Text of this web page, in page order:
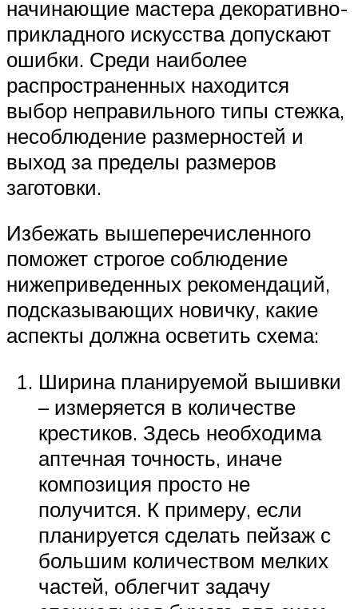
начинающие мастера декоративно-
прикладного искусства допускают
ошибки. Среди наиболее
распространенных находится
выбор неправильного типы стежка,
несоблюдение размерностей и
выход за пределы размеров
заготовки.
Избежать вышеперечисленного
поможет строгое соблюдение
нижеприведенных рекомендаций,
подсказывающих новичку, какие
аспекты должна осветить схема:
Ширина планируемой вышивки
– измеряется в количестве
крестиков. Здесь необходима
аптечная точность, иначе
композиция просто не
получится. К примеру, если
планируется сделать пейзаж с
большим количеством мелких
частей, облегчит задачу